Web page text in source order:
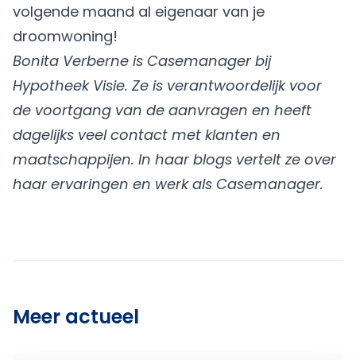
volgende maand al eigenaar van je
droomwoning!
Bonita Verberne is Casemanager bij
Hypotheek Visie. Ze is verantwoordelijk voor
de voortgang van de aanvragen en heeft
dagelijks veel contact met klanten en
maatschappijen. In haar blogs vertelt ze over
haar ervaringen en werk als Casemanager.
Meer actueel